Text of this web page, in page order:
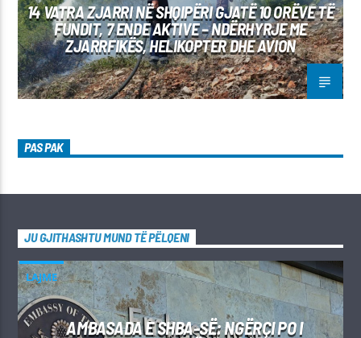
14 VATRA ZJARRI NË SHQIPËRI GJATË 10 ORËVE TË
FUNDIT, 7 ENDE AKTIVE – NDËRHYRJE ME
ZJARRFIKËS, HELIKOPTER DHE AVION
PAS PAK
JU GJITHASHTU MUND TË PËLQENI
LAJME
AMBASADA E SHBA-SË: NGËRÇI PO I